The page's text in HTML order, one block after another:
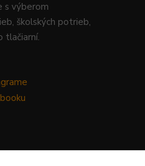
s výberom
školských potrieb,
tlačiarní.